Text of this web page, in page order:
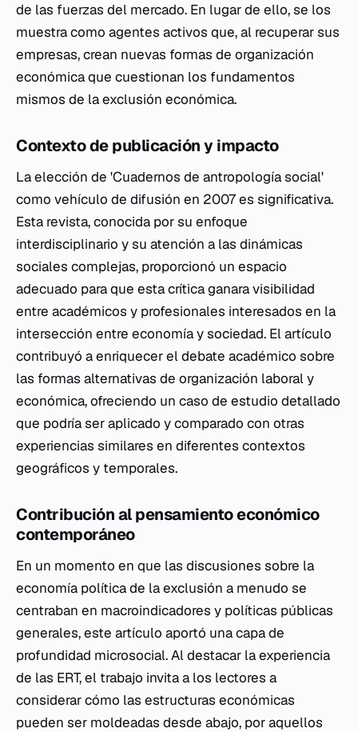
de las fuerzas del mercado. En lugar de ello, se los
muestra como agentes activos que, al recuperar sus
empresas, crean nuevas formas de organización
económica que cuestionan los fundamentos
mismos de la exclusión económica.
Contexto de publicación y impacto
La elección de 'Cuadernos de antropología social'
como vehículo de difusión en 2007 es significativa.
Esta revista, conocida por su enfoque
interdisciplinario y su atención a las dinámicas
sociales complejas, proporcionó un espacio
adecuado para que esta crítica ganara visibilidad
entre académicos y profesionales interesados en la
intersección entre economía y sociedad. El artículo
contribuyó a enriquecer el debate académico sobre
las formas alternativas de organización laboral y
económica, ofreciendo un caso de estudio detallado
que podría ser aplicado y comparado con otras
experiencias similares en diferentes contextos
geográficos y temporales.
Contribución al pensamiento económico
contemporáneo
En un momento en que las discusiones sobre la
economía política de la exclusión a menudo se
centraban en macroindicadores y políticas públicas
generales, este artículo aportó una capa de
profundidad microsocial. Al destacar la experiencia
de las ERT, el trabajo invita a los lectores a
considerar cómo las estructuras económicas
pueden ser moldeadas desde abajo, por aquellos